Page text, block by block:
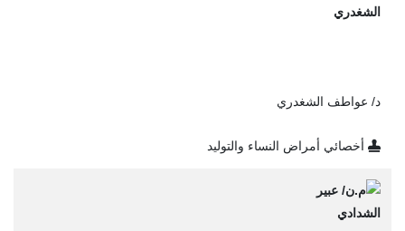
د/ عواطف الشغدري
أخصائي أمراض النساء والتوليد